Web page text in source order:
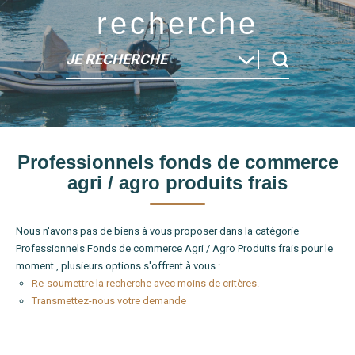
recherche
JE RECHERCHE
Type de bien
Localité
Professionnels fonds de commerce
agri / agro produits frais
Nous n'avons pas de biens à vous proposer dans la catégorie
Professionnels Fonds de commerce Agri / Agro Produits frais pour le
moment , plusieurs options s'offrent à vous :
Re-soumettre la recherche avec moins de critères.
Transmettez-nous votre demande